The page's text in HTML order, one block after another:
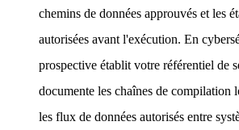
chemins de données approuvés et les
autorisées avant l'exécution. En
prospective établit votre référentiel de
documente les chaînes de compilation
les flux de données autorisés entre